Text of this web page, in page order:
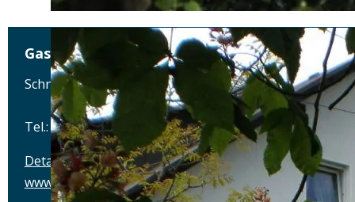
Gasthof Pension Waldfrieden
Schneebergweg 7, 95682 Brand
Tel.: Tel.: 09236-376
Details
www.gasthof-pension-waldfrieden.de